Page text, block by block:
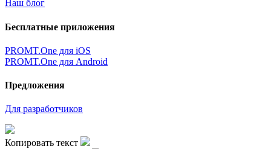
Наш блог
Бесплатные приложения
PROMT.One для iOS
PROMT.One для Android
Предложения
Для разработчиков
Копировать текст